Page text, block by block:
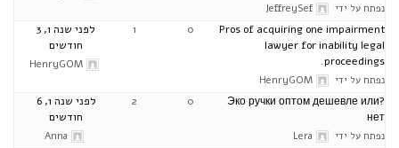
נפתח על ידי JeffreySef
Pros of acquiring one impairment
lawyer for inability legal
proceedings.
נפתח על ידי HenryGOM
0
1
לפני שנה 1, 3
חודשים
HenryGOM
?Эко ручки оптом дешевле или
нет
נפתח על ידי Lera
0
2
לפני שנה 1, 6
חודשים
Anna